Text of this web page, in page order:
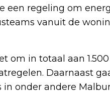
een regeling om
vanuit de
om in totaal aan
Daarnaast
onder andere